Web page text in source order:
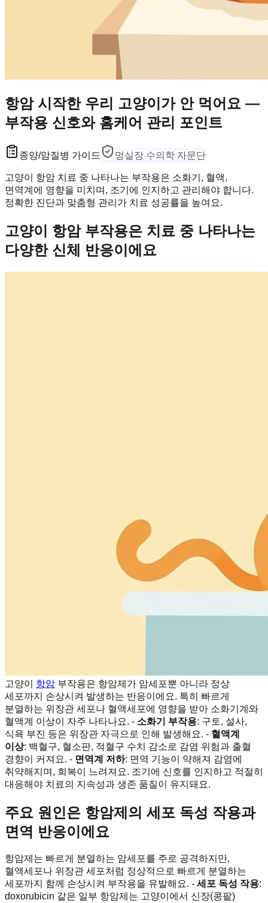
항암 시작한 우리 고양이가 안 먹어요 —
부작용 신호와 홈케어 관리 포인트
종양/암질병 가이드 멍실장 수의학 자문단
고양이 항암 치료 중 나타나는 부작용은 소화기, 혈액,
면역계에 영향을 미치며, 조기에 인지하고 관리해야 합니다.
정확한 진단과 맞춤형 관리가 치료 성공률을 높여요.
고양이 항암 부작용은 치료 중 나타나는
다양한 신체 반응이에요
고양이 항암 부작용은 항암제가 암세포뿐 아니라 정상
세포까지 손상시켜 발생하는 반응이에요. 특히 빠르게
분열하는 위장관 세포나 혈액세포에 영향을 받아 소화기계와
혈액계 이상이 자주 나타나요. - 소화기 부작용: 구토, 설사,
식욕 부진 등은 위장관 자극으로 인해 발생해요. - 혈액계
이상: 백혈구, 혈소판, 적혈구 수치 감소로 감염 위험과 출혈
경향이 커져요. - 면역계 저하: 면역 기능이 약해져 감염에
취약해지며, 회복이 느려져요. 조기에 신호를 인지하고 적절히
대응해야 치료의 지속성과 생존 품질이 유지돼요.
주요 원인은 항암제의 세포 독성 작용과
면역 반응이에요
항암제는 빠르게 분열하는 암세포를 주로 공격하지만,
혈액세포나 위장관 세포처럼 정상적으로 빠르게 분열하는
세포까지 함께 손상시켜 부작용을 유발해요. - 세포 독성 작용:
doxorubicin 같은 일부 항암제는 고양이에서 신장(콩팥)